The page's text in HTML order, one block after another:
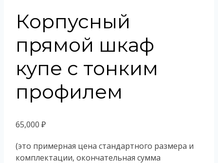
Корпусный
прямой шкаф
купе с тонким
профилем
65,000 ₽
(это примерная цена стандартного размера и
комплектации, окончательная сумма